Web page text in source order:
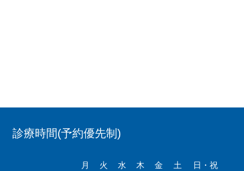
診療時間(予約優先制)
月 火 水 木 金 土 日・祝